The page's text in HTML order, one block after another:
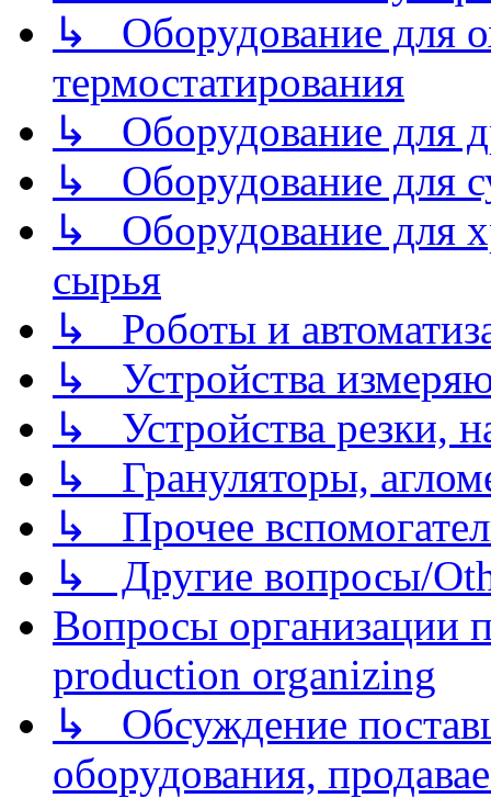
↳ Оборудование для
термостатирования
↳ Оборудование для
↳ Оборудование для
↳ Оборудование для
сырья
↳ Роботы и
↳ Устройства
↳ Устройства резки,
↳ Грануляторы,
↳ Прочее
↳ Другие вопросы/
Вопросы организации
production organizing
↳ Обсуждение
оборудования,